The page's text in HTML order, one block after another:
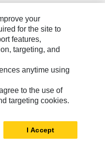
Rechte vorbehalten.
your
for the site to
features,
targeting, and
anytime using
to the use of
targeting cookies.
I Accept